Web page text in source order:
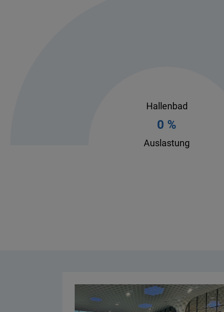
Hallenbad
0 %
Auslastung